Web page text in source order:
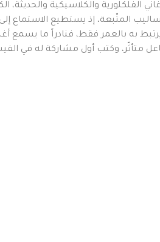
الفلكلورية والكلاسيكية والحديثة،
المتّبعة، إذ يستطيع الاستماع
به بالعمر فقط، فنادراً ما يسمع
وكتب أول مشاركة له في الفيس بوك،